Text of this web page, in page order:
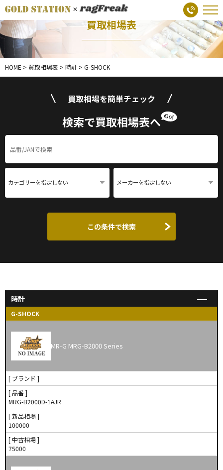
買取相場表
HOME > 買取相場表 > 時計 > G-SHOCK
買取相場を簡単チェック
検索で買取相場表へ
この条件で検索
時計
G-SHOCK
MR-G MRG-B2000 Series
[ ブランド ]
[ 品番 ]
MRG-B2000D-1AJR
[ 新品相場 ]
100000
[ 中古相場 ]
75000